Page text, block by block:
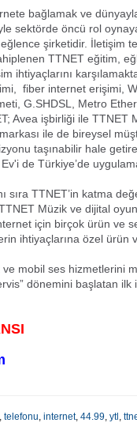
bağlamak ve
sektörde öncü rol
şirketidir. İletişim
TTNET eğitim,
ihtiyaçlarını
fiber internet erişimi,
G.SHDSL, Metro
Avea işbirliği ile TTNET
ile de bireysel
taşınabilir hale
de Türkiye’de
sıra TTNET’in katma
Müzik ve dijital
için birçok ürün ve
ihtiyaçlarına özel ürün
mobil ses hizmetlerini
dönemini başlatan
, telefonu, internet, 44.99, ytl ,